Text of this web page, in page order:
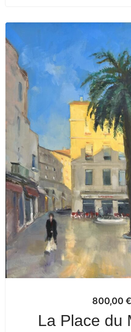
800,00 €
La Place du